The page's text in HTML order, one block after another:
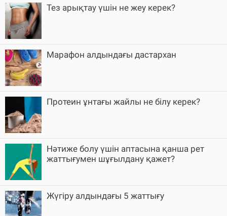
Тез арықтау үшін не жеу керек?
Марафон алдындағы дастархан
Протеин ұнтағы жайлы не білу керек?
Нәтиже болу үшін аптасына қанша рет
жаттығумен шұғылдану қажет?
Жүгіру алдындағы 5 жаттығу